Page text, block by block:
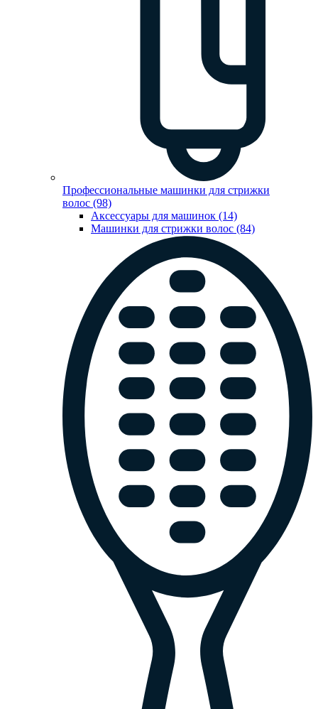
Профессиональные машинки для стрижки
волос (98)
Аксессуары для машинок (14)
Машинки для стрижки волос (84)